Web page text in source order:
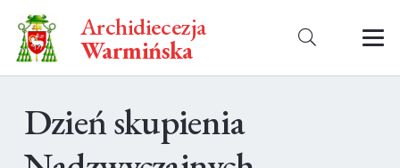
Archidiecezja
Warmińska
Dzień skupienia